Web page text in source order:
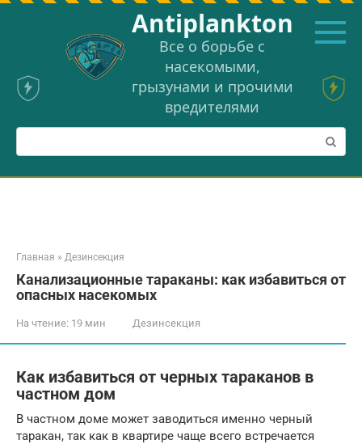
Перейти
Аntiplankton
Все о борьбе с
насекомыми,
грызунами и прочими
вредителями
Поиск:
Главная » Дезинсекция
Канализационные тараканы: как избавиться от
опасных насекомых
На чтение: 19 мин Дезинсекция
Как избавиться от черных тараканов в
частном дом
В частном доме может заводиться именно черный
таракан, так как в квартире чаще всего встречается